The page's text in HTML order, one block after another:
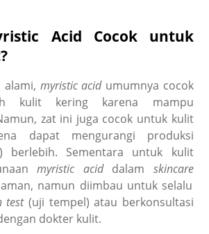
Acid Cocok untuk
alami, myristic acidumumnya cocok
kulit kering karena mampu
zat ini juga cocok untuk kulit
dapat mengurangi produksi
berlebih. Sementara untuk kulit
myristic aciddalam skincare
namun diimbau untuk selalu
test(uji tempel) atau berkonsultasi
dokter kulit.